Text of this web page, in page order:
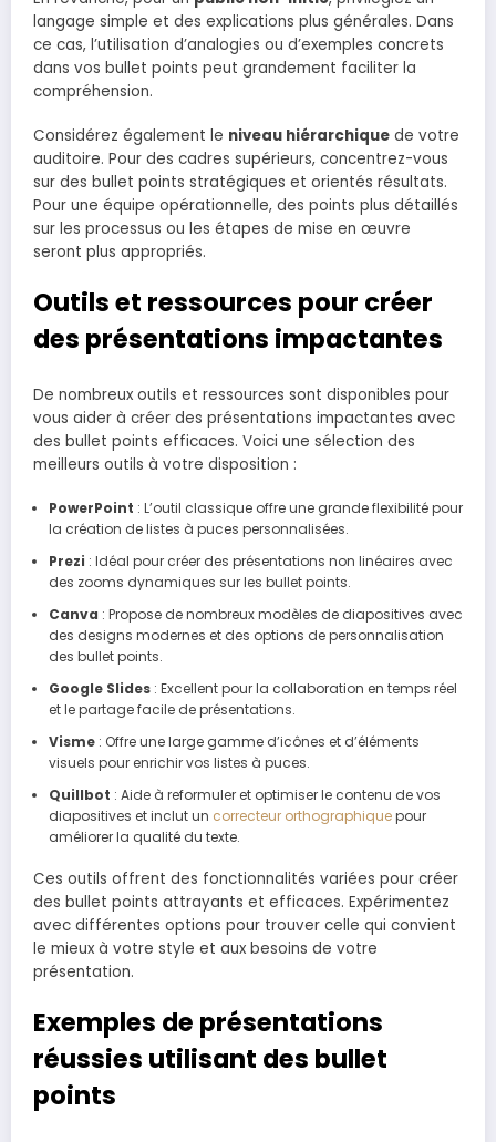
langage simple et des explications plus générales. Dans
ce cas, l’utilisation d’analogies ou d’exemples concrets
dans vos bullet points peut grandement faciliter la
compréhension.
Considérez également le niveau hiérarchique de votre
auditoire. Pour des cadres supérieurs, concentrez-vous
sur des bullet points stratégiques et orientés résultats.
Pour une équipe opérationnelle, des points plus détaillés
sur les processus ou les étapes de mise en œuvre
seront plus appropriés.
Outils et ressources pour créer
des présentations impactantes
De nombreux outils et ressources sont disponibles pour
vous aider à créer des présentations impactantes avec
des bullet points efficaces. Voici une sélection des
meilleurs outils à votre disposition :
PowerPoint : L’outil classique offre une grande flexibilité pour
la création de listes à puces personnalisées.
Prezi : Idéal pour créer des présentations non linéaires avec
des zooms dynamiques sur les bullet points.
Canva : Propose de nombreux modèles de diapositives avec
des designs modernes et des options de personnalisation
des bullet points.
Google Slides: Excellent pour la collaboration en temps réel
et le partage facile de présentations.
Visme: Offre une large gamme d’icônes et d’éléments
visuels pour enrichir vos listes à puces.
Quillbot : Aide à reformuler et optimiser le contenu de vos
diapositives et inclut un correcteur orthographiquepour
améliorer la qualité du texte.
Ces outils offrent des fonctionnalités variées pour créer
des bullet points attrayants et efficaces. Expérimentez
avec différentes options pour trouver celle qui convient
le mieux à votre style et aux besoins de votre
présentation.
Exemples de présentations
réussies utilisant des bullet
points